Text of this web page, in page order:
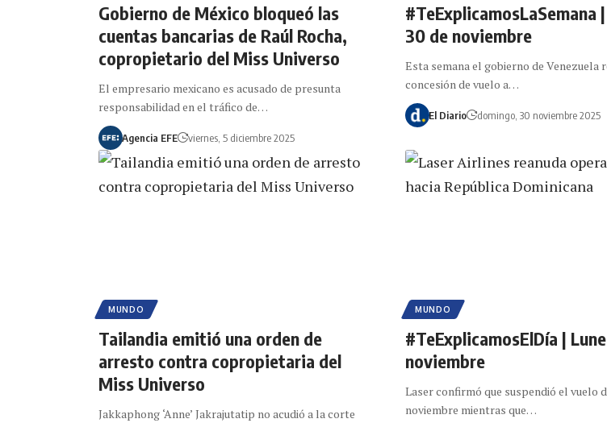
Gobierno de México bloqueó las
cuentas bancarias de Raúl Rocha,
copropietario del Miss Universo
El empresario mexicano es acusado de presunta
responsabilidad en el tráfico de…
Agencia EFE viernes, 5 diciembre 2025
#TeExplicamosLaSemana
30 de noviembre
Esta semana el gobierno de Venezuela
concesión de vuelo a…
El Diario domingo, 30 noviembre 2025
MUNDO
Tailandia emitió una orden de
arresto contra copropietaria del
Miss Universo
Jakkaphong ‘Anne’ Jakrajutatip no acudió a la corte
MUNDO
#TeExplicamosElDía |
noviembre
Laser confirmó que suspendió el vuelo
noviembre mientras que…